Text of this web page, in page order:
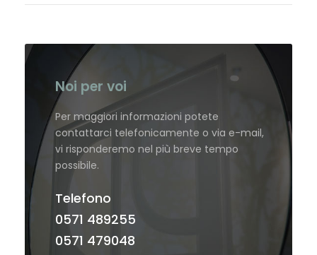
Noi per voi
Per maggiori informazioni potete
contattarci telefonicamente o via e-mail,
vi risponderemo nel più breve tempo
possibile.
Telefono
0571 489255
0571 479048